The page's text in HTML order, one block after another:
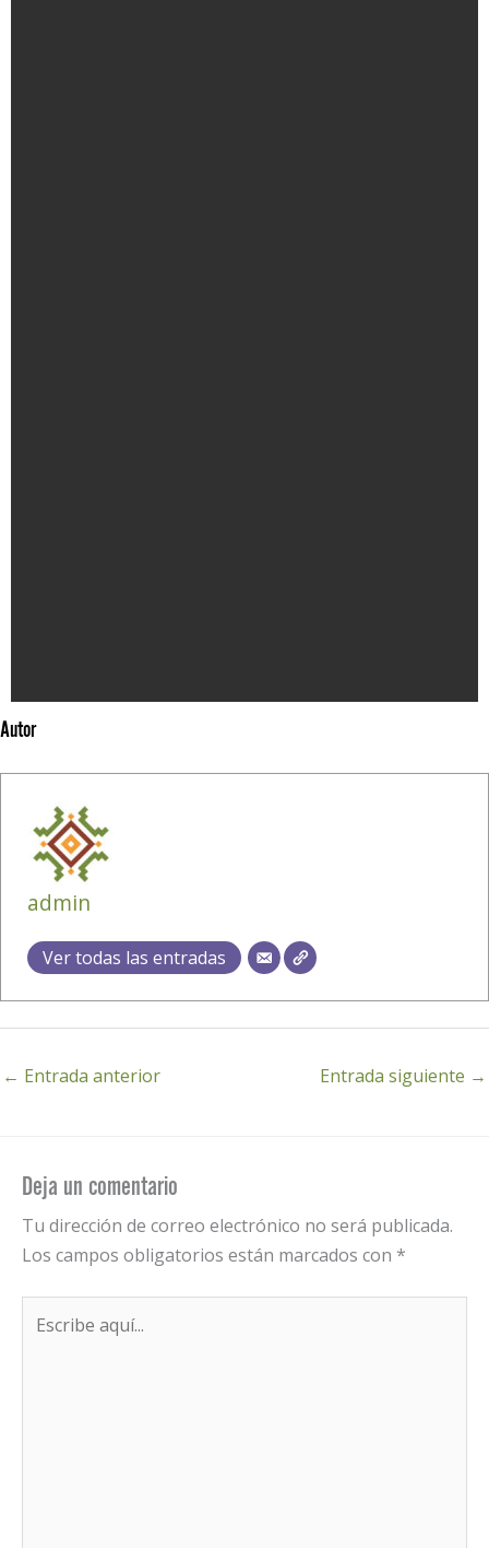
Autor
admin
Ver todas las entradas
← Entrada anterior Entrada siguiente →
Deja un comentario
Tu dirección de correo electrónico no será publicada.
Los campos obligatorios están marcados con *
aquí...